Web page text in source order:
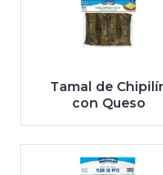
Tamal de
con Queso